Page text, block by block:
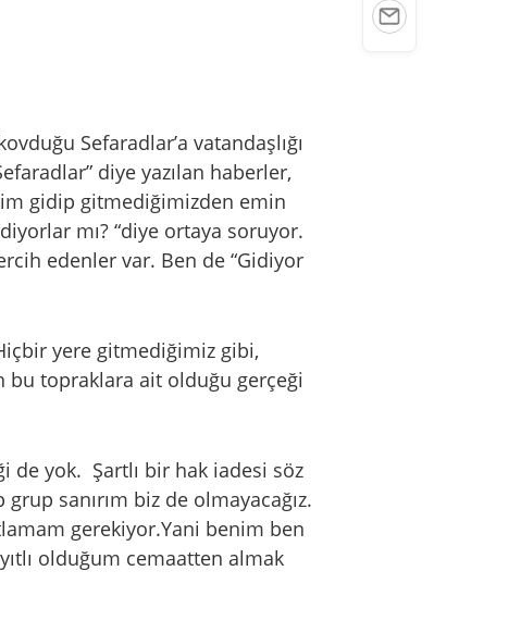
Sefaradlar’a vatandaşlığı
diye yazılan haberler,
gidip gitmediğimizden emin
mı? “diye ortaya soruyor.
edenler var. Ben de “Gidiyor
yere gitmediğimiz gibi,
bu topraklara ait olduğu gerçeği
de yok. Şartlı bir hak iadesi söz
sanırım biz de olmayacağız.
gerekiyor.Yani benim ben
olduğum cemaatten almak